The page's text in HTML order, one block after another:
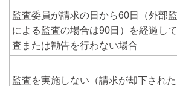
監査委員が請求の日から60日（外部
による監査の場合は90日）を経過し
査または勧告を行わない場合
監査を実施しない（請求が却下された